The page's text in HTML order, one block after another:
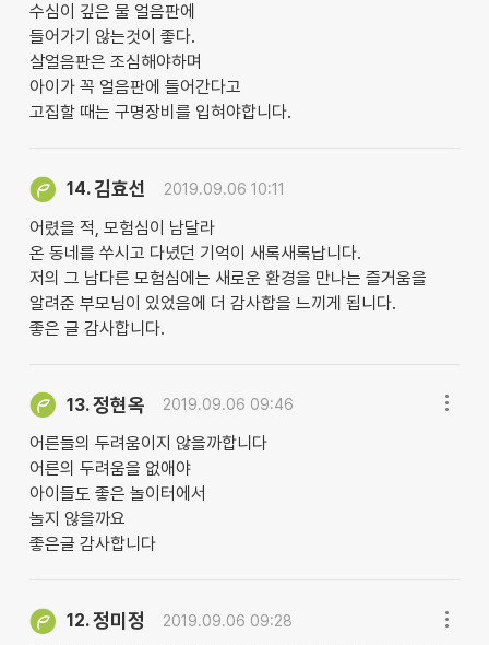
수심이 깊은 물 얼음판에
들어가기 않는것이 좋다.
살얼음판은 조심해야하며
아이가 꼭 얼음판에 들어간다고
고집할 때는 구명장비를 입혀야합니다.
14.김효선 2019.09.06 10:11
어렸을 적, 모험심이 남달라
온 동네를 쑤시고 다녔던 기억이 새록새록납니다.
저의 그 남다른 모험심에는 새로운 환경을 만나는 즐거움을
알려준 부모님이 있었음에 더 감사합을 느끼게 됩니다.
좋은 글 감사합니다.
13.정현옥 2019.09.06 09:46
어른들의 두려움이지 않을까합니다
어른의 두려움을 없애야
아이들도 좋은 놀이터에서
놀지 않을까요
좋은글 감사합니다
12.정미정 2019.09.06 09:28